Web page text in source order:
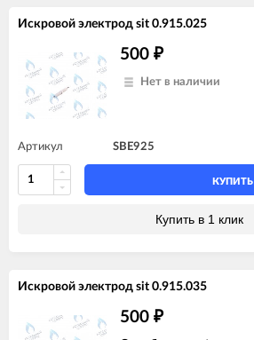
Искровой электрод sit 0.915.025
500 ₽
Нет в наличии
Артикул SBE925
КУПИТЬ
Купить в 1 клик
Искровой электрод sit 0.915.035
500 ₽